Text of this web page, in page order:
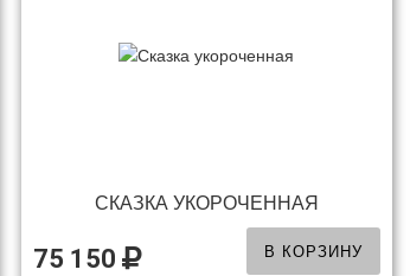
СКАЗКА УКОРОЧЕННАЯ
75 150 В КОРЗИНУ